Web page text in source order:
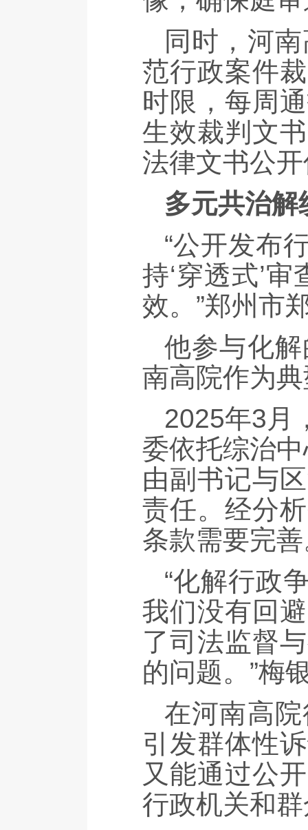
同时，河
范行政案件
时限，每周
生效裁判文
法律文书公
多元共治解
“公开发布
持‘穿透式’
效。”郑州市
他参与化
南高院作为
2025年3月
委依托综治
由副书记与
责任。经分
条款需要完
“化解行政
我们没有回
了司法监督
的问题。”梅
在河南高
引发群体性
又能通过公
行政机关和